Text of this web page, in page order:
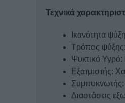
Τεχνικά
Ικανότητα
Τρόπος
Ψυκτικό
Εξατμιστής:
Συμπυκνωτής:
Διαστάσεις